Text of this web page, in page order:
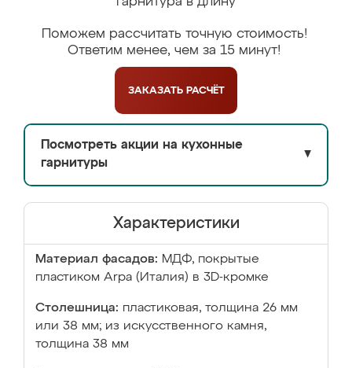
Поможем рассчитать точную стоимость!
Ответим менее, чем за 15 минут!
ЗАКАЗАТЬ РАСЧЁТ
Посмотреть акции на кухонные
гарнитуры
▼
Характеристики
Материал фасадов: МДФ, покрытые
пластиком Arpa (Италия) в 3D-кромке
Столешница: пластиковая, толщина 26 мм
или 38 мм; из искусственного камня,
толщина 38 мм